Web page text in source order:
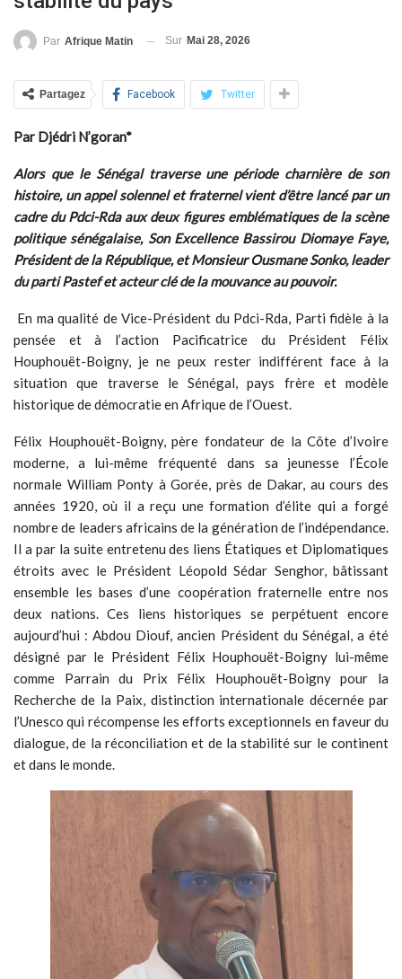
Par Afrique Matin Sur Mai 28, 2026
Partagez Facebook Twitter
Par Djédri N’goran*
Alors que le Sénégal traverse une période charnière de son
histoire, un appel solennel et fraternel vient d’être lancé par un
cadre du Pdci-Rda aux deux figures emblématiques de la scène
politique sénégalaise, Son Excellence Bassirou Diomaye Faye,
Président de la République, et Monsieur Ousmane Sonko, leader
du parti Pastef et acteur clé de la mouvance au pouvoir.
En ma qualité de Vice-Président du Pdci-Rda, Parti fidèle à la
pensée et à l’action Pacificatrice du Président Félix
Houphouët-Boigny, je ne peux rester indifférent face à la
situation que traverse le Sénégal, pays frère et modèle
historique de démocratie en Afrique de l’Ouest.
Félix Houphouët-Boigny, père fondateur de la Côte d’Ivoire
moderne, a lui-même fréquenté dans sa jeunesse l’École
normale William Ponty à Gorée, près de Dakar, au cours des
années 1920, où il a reçu une formation d’élite qui a forgé
nombre de leaders africains de la génération de l’indépendance.
Il a par la suite entretenu des liens Étatiques et Diplomatiques
étroits avec le Président Léopold Sédar Senghor, bâtissant
ensemble les bases d’une coopération fraternelle entre nos
deux nations. Ces liens historiques se perpétuent encore
aujourd’hui : Abdou Diouf, ancien Président du Sénégal, a été
désigné par le Président Félix Houphouët-Boigny lui-même
comme Parrain du Prix Félix Houphouët-Boigny pour la
Recherche de la Paix, distinction internationale décernée par
l’Unesco qui récompense les efforts exceptionnels en faveur du
dialogue, de la réconciliation et de la stabilité sur le continent
et dans le monde.